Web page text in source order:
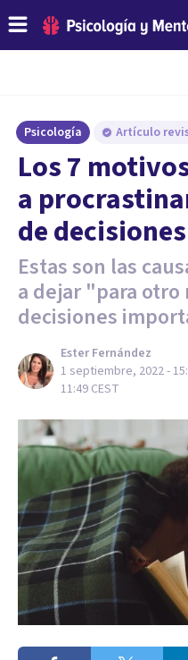
Psicología Artículo
Los 7
a
de decisiones
Estas son las
a dejar "para
decisiones
Ester Fernández
1 septiembre, 2022 -
11:49 CEST